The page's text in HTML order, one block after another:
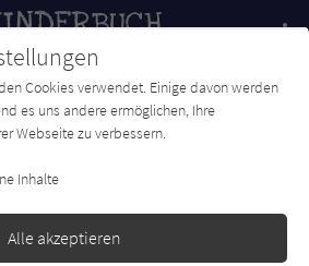
Charts Newsletter
kleine Hasen zur
rasen
Cookies verwendet. Einige davon werden
es uns andere ermöglichen, Ihre
Webseite zu verbessern.
Inhalte
Alle akzeptieren